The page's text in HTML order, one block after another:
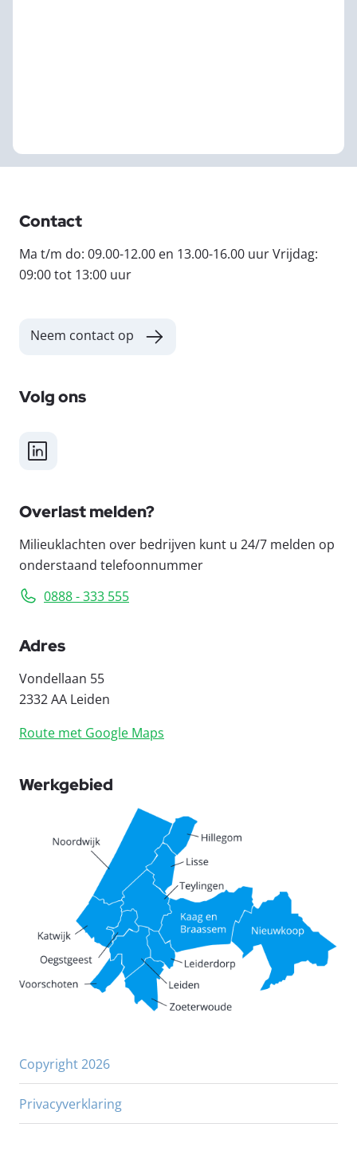
Contact
Ma t/m do: 09.00-12.00 en 13.00-16.00 uur Vrijdag:
09:00 tot 13:00 uur
Neem contact op
Volg ons
LinkedIn
Overlast melden?
Milieuklachten over bedrijven kunt u 24/7 melden op
onderstaand telefoonnummer
0888 - 333 555
Adres
Vondellaan 55
2332 AA Leiden
Route met Google Maps
Werkgebied
Copyright 2026
Privacyverklaring